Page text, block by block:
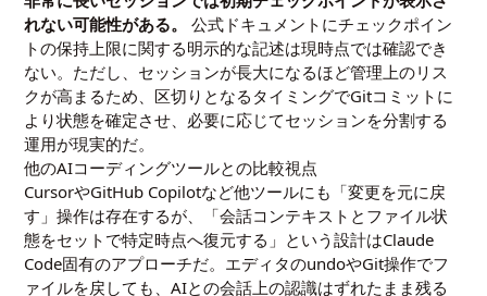
れない可能性がある。
公式ドキュメントにチェックポイン
トの保持上限に関する明示的な記述は現時点では確認でき
ない。ただし、セッションが長大になるほど管理上のリス
クが高まるため、区切りとなるタイミングでGitコミットに
より状態を確定させ、必要に応じてセッションを分割する
運用が現実的だ。
他のAIコーディングツールとの比較視点
CursorやGitHub Copilotなど他ツールにも「変更を元に戻
す」操作は存在するが、「会話コンテキストとファイル状
態をセットで特定時点へ復元する」という設計はClaude
Code固有のアプローチだ。エディタのundoやGit操作でフ
ァイルを戻しても、AIとの会話上の認識はずれたまま残る